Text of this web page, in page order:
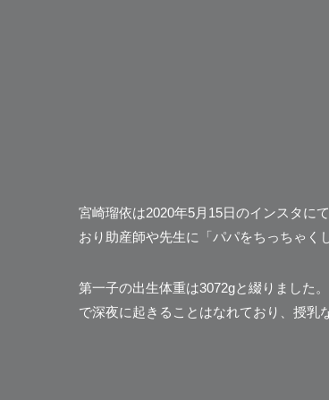
宮崎瑠依は2020年5月15日のインスタに
おり助産師や先生に
「パパをちっちゃく
第一子の出生体重は3072gと綴りました
で深夜に起きることはなれており、授乳